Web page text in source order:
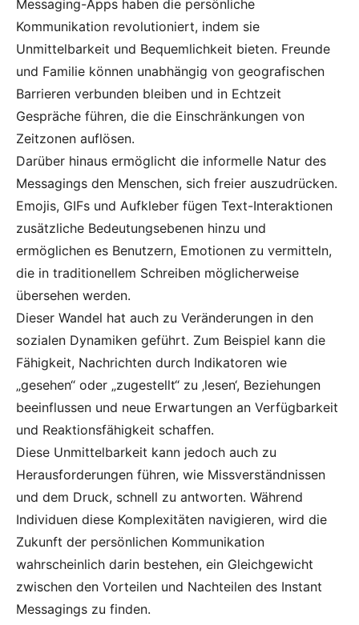
Messaging-Apps haben die persönliche
Kommunikation revolutioniert, indem sie
Unmittelbarkeit und Bequemlichkeit bieten. Freunde
und Familie können unabhängig von geografischen
Barrieren verbunden bleiben und in Echtzeit
Gespräche führen, die die Einschränkungen von
Zeitzonen auflösen.
Darüber hinaus ermöglicht die informelle Natur des
Messagings den Menschen, sich freier auszudrücken.
Emojis, GIFs und Aufkleber fügen Text-Interaktionen
zusätzliche Bedeutungsebenen hinzu und
ermöglichen es Benutzern, Emotionen zu vermitteln,
die in traditionellem Schreiben möglicherweise
übersehen werden.
Dieser Wandel hat auch zu Veränderungen in den
sozialen Dynamiken geführt. Zum Beispiel kann die
Fähigkeit, Nachrichten durch Indikatoren wie
„gesehen“ oder „zugestellt“ zu ‚lesen‘, Beziehungen
beeinflussen und neue Erwartungen an Verfügbarkeit
und Reaktionsfähigkeit schaffen.
Diese Unmittelbarkeit kann jedoch auch zu
Herausforderungen führen, wie Missverständnissen
und dem Druck, schnell zu antworten. Während
Individuen diese Komplexitäten navigieren, wird die
Zukunft der persönlichen Kommunikation
wahrscheinlich darin bestehen, ein Gleichgewicht
zwischen den Vorteilen und Nachteilen des Instant
Messagings zu finden.